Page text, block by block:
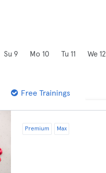
Su 9 Mo 10 Tu 11 We 12
Free Trainings
Premium Max